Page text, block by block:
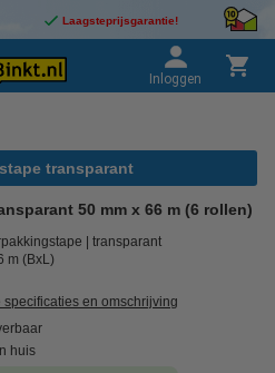
Laagsteprijsgarantie!
Inloggen
transparant
50 mm x 66 m (6 rollen)
transparant
m (BxL)
specificaties en omschrijving
huis